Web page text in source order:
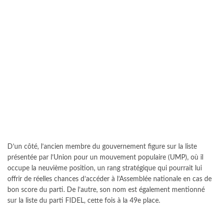
D’un côté, l’ancien membre du gouvernement figure sur la liste
présentée par l’Union pour un mouvement populaire (UMP), où il
occupe la neuvième position, un rang stratégique qui pourrait lui
offrir de réelles chances d’accéder à l’Assemblée nationale en cas de
bon score du parti. De l’autre, son nom est également mentionné
sur la liste du parti FIDEL, cette fois à la 49e place.